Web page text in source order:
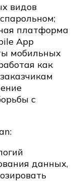
видов
платформа
App
мобильных
как
с
данных,